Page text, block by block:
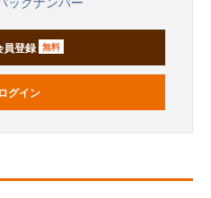
員登録 無料
ログイン